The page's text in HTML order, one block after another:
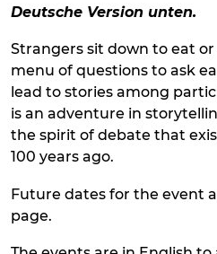
Deutsche Version unten.
Strangers sit down to eat
menu of questions to ask
lead to stories among
is an adventure in
the spirit of debate that
100 years ago.
Future dates for the event
page.